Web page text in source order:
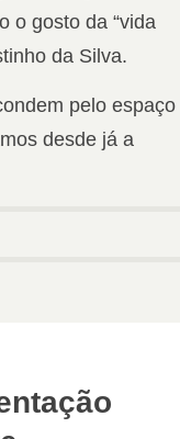
o gosto da “vida
da Silva.
pelo espaço
desde já a